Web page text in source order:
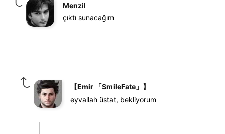
Menzil
çıktı sunacağım
【Emir 「SmileFate」】
eyvallah üstat, bekliyorum